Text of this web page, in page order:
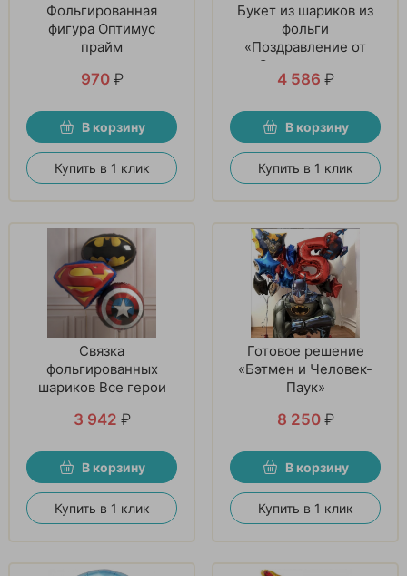
Фольгированная
фигура Оптимус
прайм
970 ₽
В корзину
Купить в 1 клик
Букет из шариков из
фольги
«Поздравление от
Супергероев»
4 586 ₽
В корзину
Купить в 1 клик
Связка
фольгированных
шариков Все герои
3 942 ₽
В корзину
Купить в 1 клик
Готовое решение
«Бэтмен и Человек-
Паук»
8 250 ₽
В корзину
Купить в 1 клик